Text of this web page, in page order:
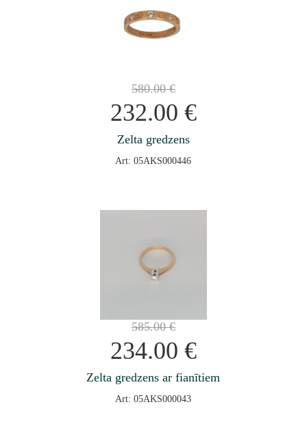
580.00€
232.00 €
Zelta gredzens
Art: 05AKS000446
585.00€
234.00 €
Zelta gredzens ar fianītiem
Art: 05AKS000043